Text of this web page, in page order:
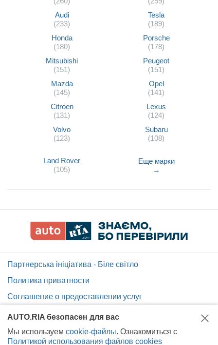
Audi
(233)
Tesla
(189)
Honda
(180)
Porsche
(178)
Mitsubishi
(151)
Peugeot
(151)
Mazda
(145)
Opel
(141)
Citroen
(131)
Lexus
(124)
Volvo
(123)
Subaru
(108)
Land Rover
(105)
Еще марки
→
Партнерська ініціатива - Біле світло
Политика приватности
Соглашение о предоставлении услуг
Помощь по сайту AUTO.RIA
Карта сайта
AUTO.RIA безопасен для вас
Мы используем cookie-файлы. Ознакомиться с
Политикой использования файлов cookies